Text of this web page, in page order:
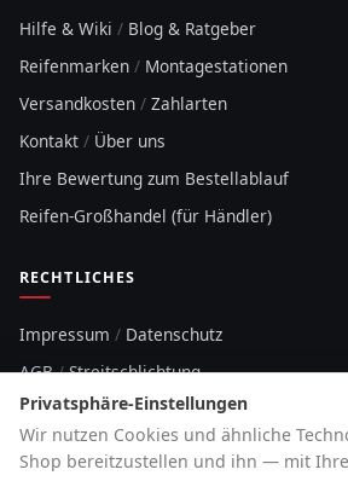
Hilfe & Wiki / Blog & Ratgeber
Reifenmarken / Montagestationen
Versandkosten / Zahlarten
Kontakt / Über uns
Ihre Bewertung zum Bestellablauf
Reifen-Großhandel (für Händler)
RECHTLICHES
Impressum / Datenschutz
AGB/Streitschlichtung
Sitemap
Cookie-Hinweis
Privatsphäre-Einstellungen
Wir nutzen Cookies und ähnliche
Shop bereitzustellen und ihn — mit